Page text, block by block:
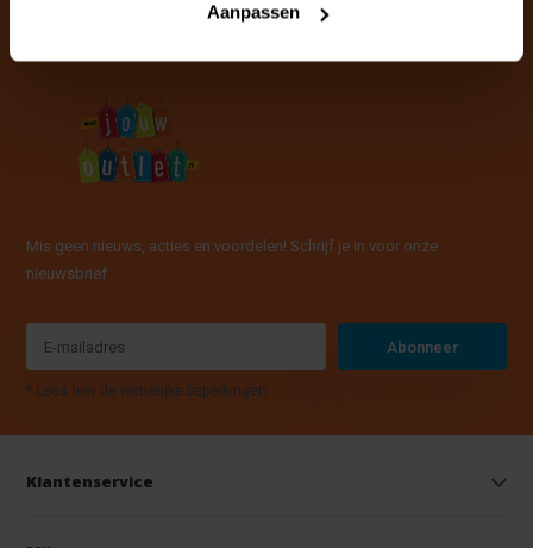
Aanpassen
Mis geen nieuws, acties en voordelen! Schrijf je in voor onze
nieuwsbrief
Abonneer
* Lees hier de wettelijke beperkingen
Klantenservice